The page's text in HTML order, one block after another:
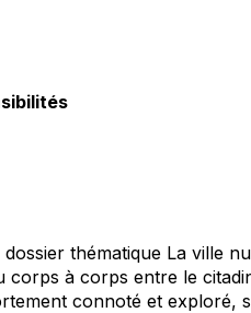
thématique La ville
à corps entre le
connoté et exploré,